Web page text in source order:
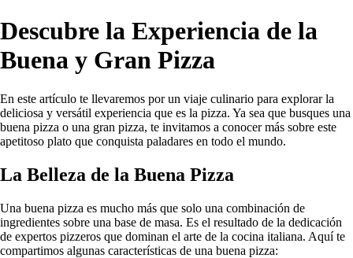
Descubre la Experiencia de la
Buena y Gran Pizza
En este artículo te llevaremos por un viaje culinario para explorar la
deliciosa y versátil experiencia que es la pizza. Ya sea que busques una
buena pizza o una gran pizza, te invitamos a conocer más sobre este
apetitoso plato que conquista paladares en todo el mundo.
La Belleza de la Buena Pizza
Una buena pizza es mucho más que solo una combinación de
ingredientes sobre una base de masa. Es el resultado de la dedicación
de expertos pizzeros que dominan el arte de la cocina italiana. Aquí te
compartimos algunas características de una buena pizza: